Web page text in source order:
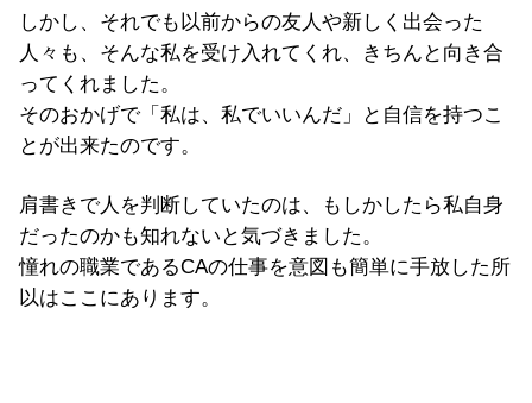
しかし、それでも以前からの友人や新しく出会った
人々も、そんな私を受け入れてくれ、きちんと向き合
ってくれました。
そのおかげで「私は、私でいいんだ」
と自信を持つこ
とが出来たのです。
肩書きで人を判断していたのは、
もしかしたら私自身
だったのかも知れないと気づきました。
憧れの職業であるCAの仕事を意図も簡単に手放した所
以はここにあります。